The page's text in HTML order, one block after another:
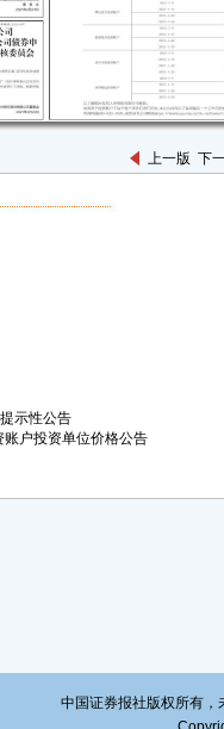
上一版 下
示性公告
户投资单位价格公告
咨询热
https://
中国证券报社版权所有